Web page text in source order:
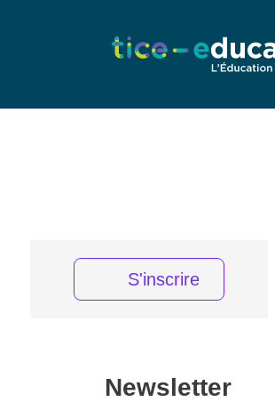
S'inscrire
Newsletter